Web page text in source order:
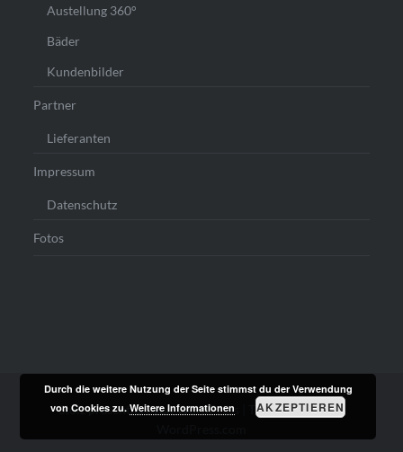
Austellung 360°
Bäder
Kundenbilder
Partner
Lieferanten
Impressum
Datenschutz
Fotos
Stolz präsentiert von WordPress
Theme: Dyad von
Durch die weitere Nutzung der Seite stimmst du der Verwendung
von Cookies zu.Weitere Informationen AKZEPTIEREN